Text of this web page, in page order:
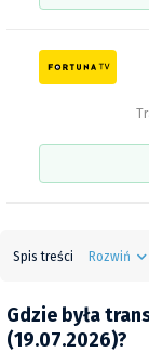
Spis treści Rozwiń
Gdzie była
(19.07.2026)?